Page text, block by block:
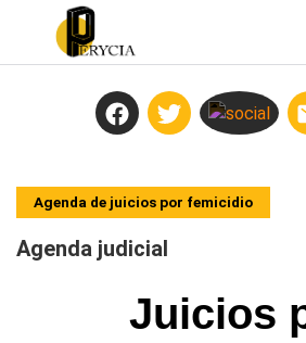
Agenda de juicios por femicidio
Agenda judicial
Juicios